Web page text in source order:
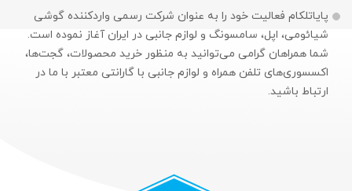
پایاتلکام فعالیت خود را به عنوان شرکت رسمی وارد‌کننده گوشی
شیائومی، اپل، سامسونگ و لوازم جانبی در ایران آغاز نموده است.
شما همراهان گرامی می‌توانید به منظور خرید محصولات، گجت‌ها،
اکسسوری‌های تلفن همراه و لوازم جانبی با گارانتی معتبر با ما در
ارتباط باشید.